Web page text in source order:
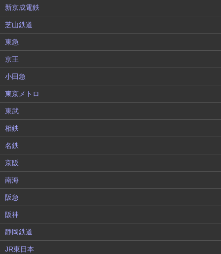
新京成電鉄
芝山鉄道
東急
京王
小田急
東京メトロ
東武
相鉄
名鉄
京阪
南海
阪急
阪神
静岡鉄道
JR東日本